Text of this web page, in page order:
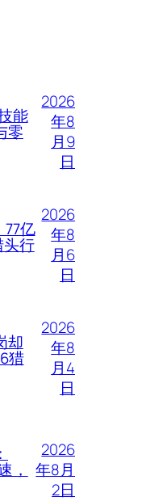
能
零
2026
年8
月9
日
亿
行
2026
年8
月6
日
却
猎
2026
年8
月4
日
，
2026
年8月
2日